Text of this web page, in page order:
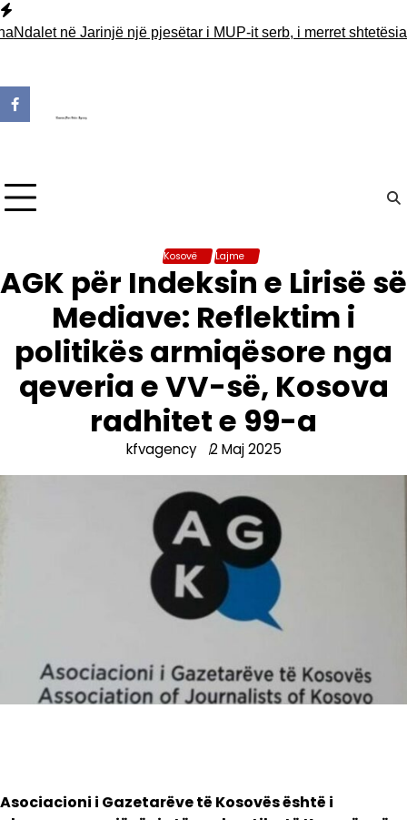
Skip
to
në Jarinjë një pjesëtar i MUP-it serb, i merret shtetësia e
Kosovë Lajme
AGK për Indeksin e Lirisë së
Mediave: Reflektim i
politikës armiqësore nga
qeveria e VV-së, Kosova
radhitet e 99-a
kfvagency 2 Maj 2025
Asociacioni i Gazetarëve të Kosovës është i